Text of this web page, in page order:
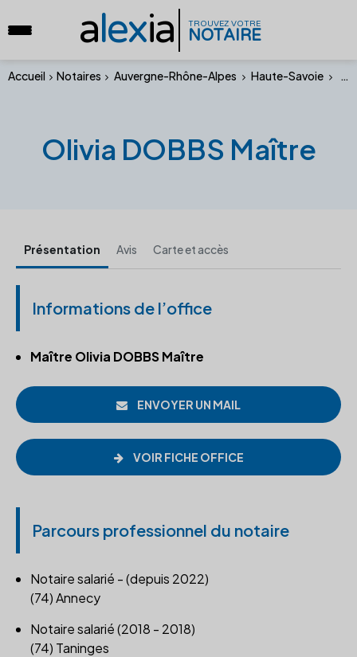
alexia TROUVEZ VOTRE
NOTAIRE
Accueil Notaires Auvergne-Rhône-Alpes Haute-Savoie
Olivia DOBBS Maître
Présentation Avis Carte et accès
Informations de l’office
Maître Olivia DOBBS Maître
ENVOYER UN MAIL
VOIR FICHE OFFICE
Parcours professionnel du notaire
Notaire salarié - (depuis 2022)
(74) Annecy
Notaire salarié (2018 - 2018)
(74) Taninges